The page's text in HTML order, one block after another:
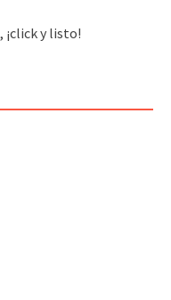
¡click y listo!